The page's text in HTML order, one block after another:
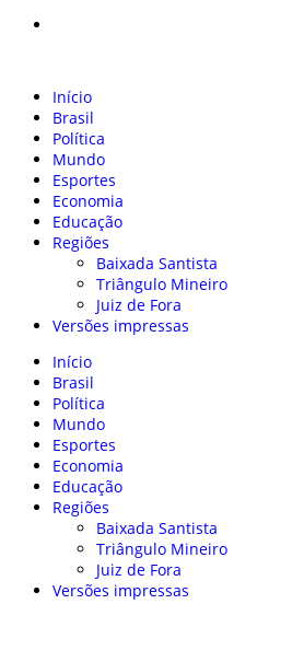
Início
Brasil
Política
Mundo
Esportes
Economia
Educação
Regiões
Baixada Santista
Triângulo Mineiro
Juiz de Fora
Versões impressas
Início
Brasil
Política
Mundo
Esportes
Economia
Educação
Regiões
Baixada Santista
Triângulo Mineiro
Juiz de Fora
Versões impressas